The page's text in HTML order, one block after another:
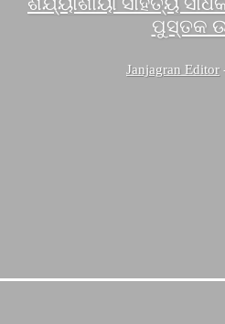
ପୁସ୍ତକ
Janjagran Editor